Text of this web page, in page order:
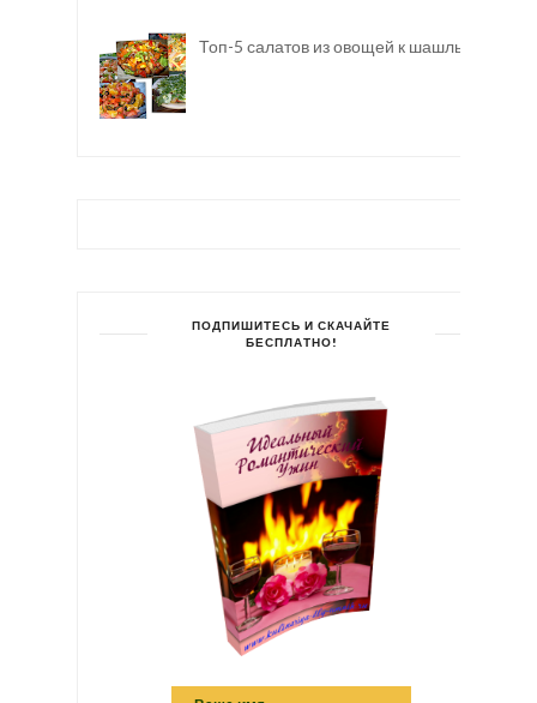
Топ-5 салатов из овощей к шашлыку
ПОДПИШИТЕСЬ И СКАЧАЙТЕ
БЕСПЛАТНО!